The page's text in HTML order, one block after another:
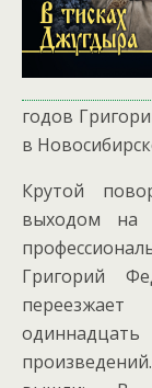
годов
в
Крутой
выходом на
Григорий